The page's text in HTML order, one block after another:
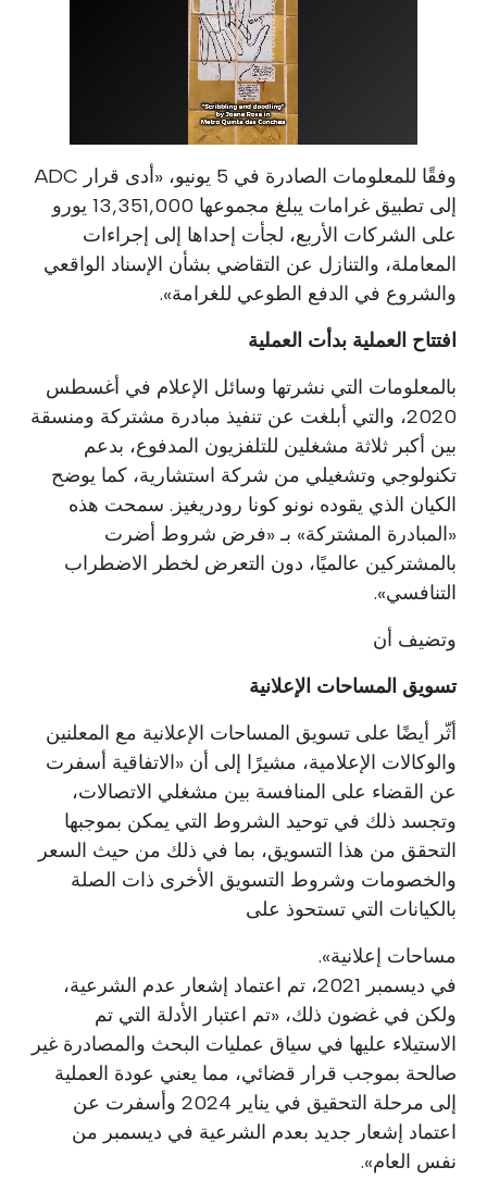
وفقًا للمعلومات الصادرة في 5 يونيو، «أدى قرار ADC
إلى تطبيق غرامات يبلغ مجموعها 13,351,000 يورو
على الشركات الأربع، لجأت إحداها إلى إجراءات
المعاملة، والتنازل عن التقاضي بشأن الإسناد الواقعي
والشروع في الدفع الطوعي للغرامة».
افتتاح العملية بدأت العملية
بالمعلومات التي نشرتها وسائل الإعلام في أغسطس
2020، والتي أبلغت عن تنفيذ مبادرة مشتركة ومنسقة
بين أكبر ثلاثة مشغلين للتلفزيون المدفوع، بدعم
تكنولوجي وتشغيلي من شركة استشارية، كما يوضح
الكيان الذي يقوده نونو كونا رودريغيز. سمحت هذه
«المبادرة المشتركة» بـ «فرض شروط أضرت
بالمشتركين عالميًا، دون التعرض لخطر الاضطراب
التنافسي».
وتضيف أن
تسويق المساحات الإعلانية
أثّر أيضًا على تسويق المساحات الإعلانية مع المعلنين
والوكالات الإعلامية، مشيرًا إلى أن «الاتفاقية أسفرت
عن القضاء على المنافسة بين مشغلي الاتصالات،
وتجسد ذلك في توحيد الشروط التي يمكن بموجبها
التحقق من هذا التسويق، بما في ذلك من حيث السعر
والخصومات وشروط التسويق الأخرى ذات الصلة
بالكيانات التي تستحوذ على
مساحات إعلانية».
في ديسمبر 2021، تم اعتماد إشعار عدم الشرعية،
ولكن في غضون ذلك، «تم اعتبار الأدلة التي تم
الاستيلاء عليها في سياق عمليات البحث والمصادرة غير
صالحة بموجب قرار قضائي، مما يعني عودة العملية
إلى مرحلة التحقيق في يناير 2024 وأسفرت عن
اعتماد إشعار جديد بعدم الشرعية في ديسمبر من
نفس العام».